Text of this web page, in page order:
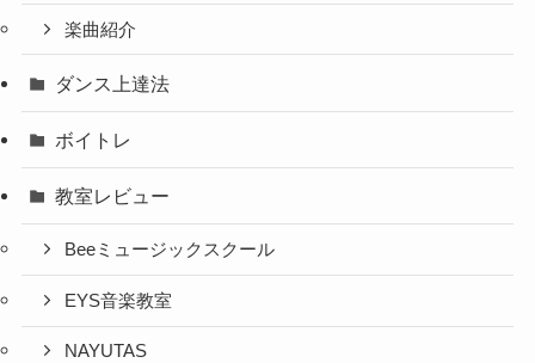
楽曲紹介
ダンス上達法
ボイトレ
教室レビュー
Beeミュージックスクール
EYS音楽教室
NAYUTAS